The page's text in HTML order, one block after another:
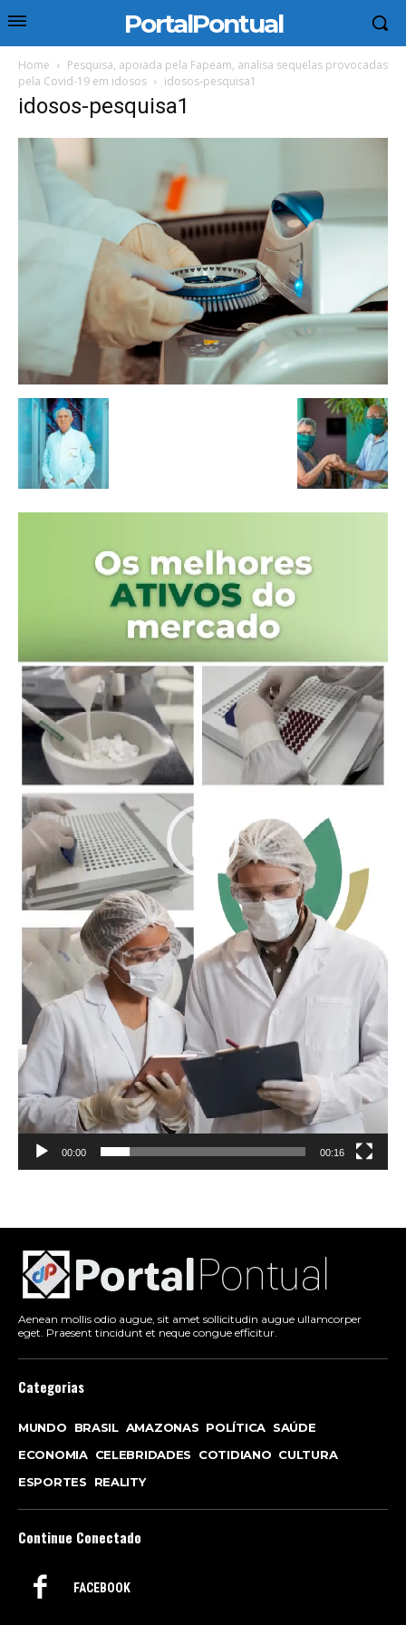
PortalPontual
Home
Pesquisa, apoiada pela Fapeam, analisa sequelas provocadas
pela Covid-19 em idosos
idosos-pesquisa1
idosos-pesquisa1
00:00 00:16
Aenean mollis odio augue, sit amet sollicitudin augue ullamcorper
eget. Praesent tincidunt et neque congue efficitur.
Categorias
MUNDO BRASIL AMAZONAS POLÍTICA SAÚDE
ECONOMIA CELEBRIDADES COTIDIANO CULTURA
ESPORTES
REALITY
Continue Conectado
FACEBOOK